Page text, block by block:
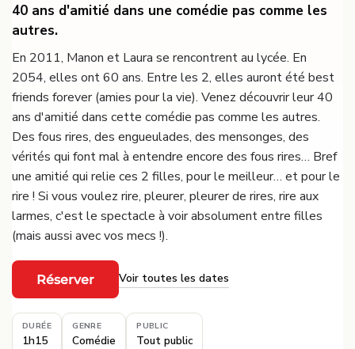
40 ans d'amitié dans une comédie pas comme les
autres.
En 2011, Manon et Laura se rencontrent au lycée. En
2054, elles ont 60 ans. Entre les 2, elles auront été best
friends forever (amies pour la vie). Venez découvrir leur 40
ans d'amitié dans cette comédie pas comme les autres.
Des fous rires, des engueulades, des mensonges, des
vérités qui font mal à entendre encore des fous rires… Bref
une amitié qui relie ces 2 filles, pour le meilleur… et pour le
rire ! Si vous voulez rire, pleurer, pleurer de rires, rire aux
larmes, c'est le spectacle à voir absolument entre filles
(mais aussi avec vos mecs !).
Réserver Voir toutes les dates
DURÉE
1h15
GENRE
Comédie
PUBLIC
Tout public